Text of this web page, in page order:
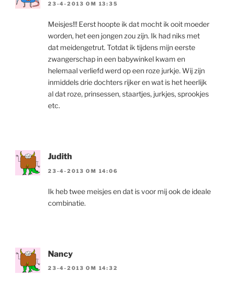
23-4-2013 OM 13:35
Meisjes!!! Eerst hoopte ik dat mocht ik ooit moeder
worden, het een jongen zou zijn. Ik had niks met
dat meidengetrut. Totdat ik tijdens mijn eerste
zwangerschap in een babywinkel kwam en
helemaal verliefd werd op een roze jurkje. Wij zijn
inmiddels drie dochters rijker en wat is het heerlijk
al dat roze, prinsessen, staartjes, jurkjes, sprookjes
etc.
Judith
23-4-2013 OM 14:06
Ik heb twee meisjes en dat is voor mij ook de ideale
combinatie.
Nancy
23-4-2013 OM 14:32